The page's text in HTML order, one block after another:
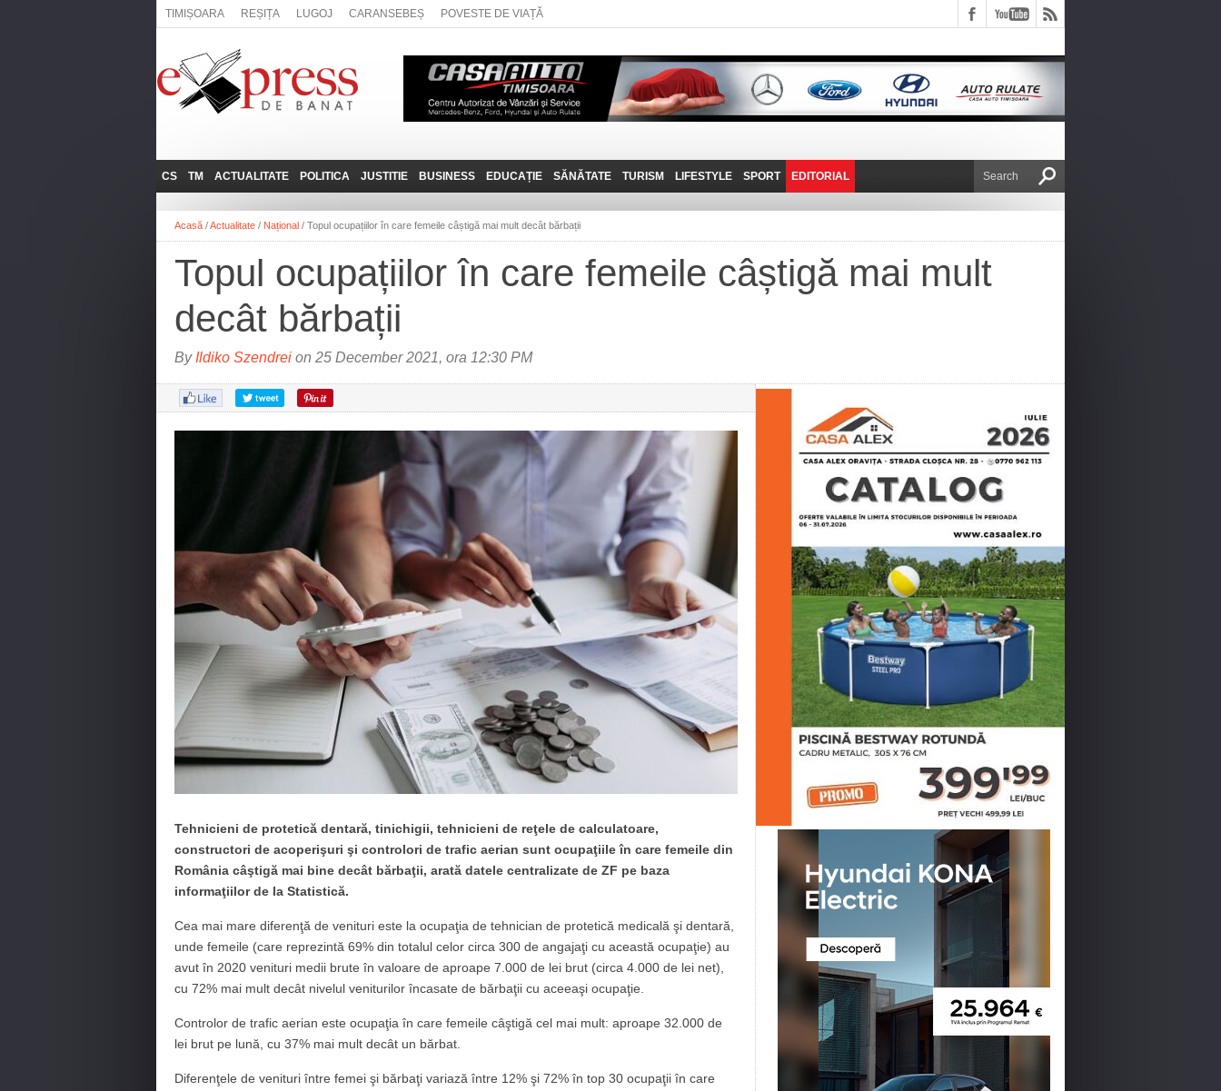
TIMIȘOARA REȘIȚA LUGOJ CARANSEBEȘ POVESTE DE VIAȚĂ
CS
REȘIȚA
CARANSEBEȘ
ANINA
BOCŞA
ORAVIȚA
OȚELU ROŞU
TM
LUGOJ
TIMIȘOARA
ACTUALITATE
ADMINISTRATIE
NAȚIONAL
SOCIAL
POLITICA
EXPRESSLIVE
INTERVIURILE
JUSTITIE BUSINESS
JOB-URI
TEHNIT
EDUCAȚIE SĂNĂTATE TURISM
PRIN MUNȚII
FANTASTICUL BANAT
LIFESTYLE
POVESTE DE VIAȚĂ
SPORT EDITORIAL
DE VICTOR NAFIRU
Acasă /Actualitate / Național / Topul ocupațiilor în care femeile câștigă mai mult decât bărbații
Topul ocupațiilor în care femeile câștigă mai mult
decât bărbații
By Ildiko Szendrei on 25 December 2021, ora 12:30 PM
Tehnicieni de protetică dentară, tinichigii, tehnicieni de reţele de calculatoare,
constructori de acoperişuri şi controlori de trafic aerian sunt ocupaţiile în care femeile din
România câştigă mai bine decât bărbaţii, arată datele centralizate de ZF pe baza
informaţiilor de la Statistică.
Cea mai mare diferenţă de venituri este la ocupaţia de tehnician de protetică medicală şi dentară,
unde femeile (care reprezintă 69% din totalul celor circa 300 de angajaţi cu această ocupaţie) au
avut în 2020 venituri medii brute în valoare de aproape 7.000 de lei brut (circa 4.000 de lei net),
cu 72% mai mult decât nivelul veniturilor încasate de bărbaţii cu aceeaşi ocupaţie.
Controlor de trafic aerian este ocupaţia în care femeile câştigă cel mai mult: aproape 32.000 de
lei brut pe lună, cu 37% mai mult decât un bărbat.
Diferenţele de venituri între femei şi bărbaţi variază între 12% şi 72% în top 30 ocupaţii în care